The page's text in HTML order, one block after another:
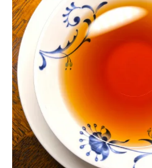
ダージリンから新茶の便り。ファ
ました！
2026.04.14
まろやかな熟果香を感じる
“ネパ
た！
2026.03.27
青々しくハーバルな印象の
“ニル
した！
2026.03.20
EXPO2025 大阪・関西万博でご紹
ました！